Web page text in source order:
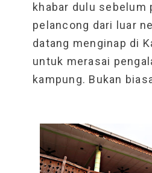
khabar dulu sebelum
pelancong dari luar
datang menginap di
untuk merasai
kampung. Bukan